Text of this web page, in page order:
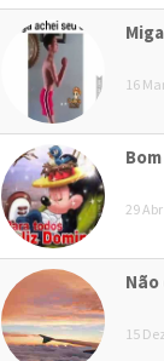
Miga
16
29 Abr
15 Dez